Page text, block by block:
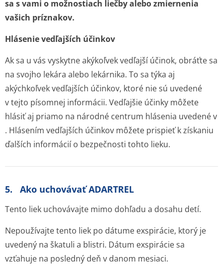
sa s vami o možnostiach liečby alebo zmiernenia
vašich príznakov.
Hlásenie vedľajších účinkov
Ak sa u vás vyskytne akýkoľvek vedľajší účinok, obráťte sa
na svojho lekára alebo lekárnika. To sa týka aj
akýchkoľvek vedľajších účinkov, ktoré nie sú uvedené
v tejto písomnej informácii. Vedľajšie účinky môžete
hlásiť aj priamo na národné centrum hlásenia uvedené v
. Hlásením vedľajších účinkov môžete prispieť k získaniu
ďalších informácií o bezpečnosti tohto lieku.
5. Ako uchovávať ADARTREL
Tento liek uchovávajte mimo dohľadu a dosahu detí.
Nepoužívajte tento liek po dátume exspirácie, ktorý je
uvedený na škatuli a blistri. Dátum exspirácie sa
vzťahuje na posledný deň v danom mesiaci.